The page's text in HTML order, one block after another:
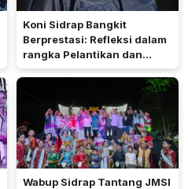
Koni Sidrap Bangkit
Berprestasi: Refleksi dalam
rangka Pelantikan dan
Rakerda 2026
Wabup Sidrap Tantang JMSI